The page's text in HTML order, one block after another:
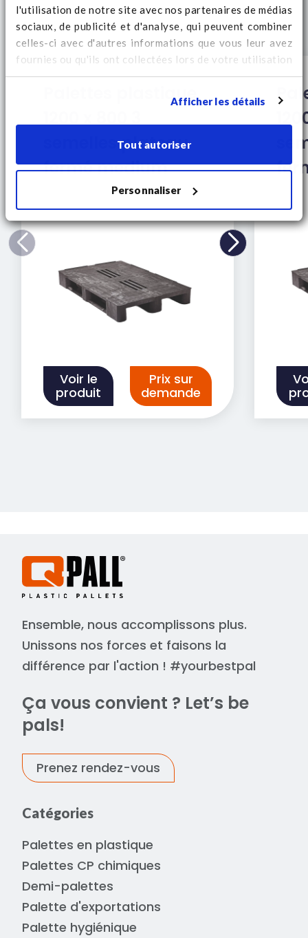
l'utilisation de notre site avec nos partenaires de médias
sociaux, de publicité et d'analyse, qui peuvent combiner
celles-ci avec d'autres informations que vous leur avez
fournies ou qu'ils ont collectées lors de votre utilisation
de leurs services. Regardezicipour des informations
Afficher les détails
Tout autoriser
Personnaliser
Palettes plastique
semelles plateau
fermé medium
Voir le
produit
Prix sur
demande
Ensemble, nous accomplissons plus.
Unissons nos forces et faisons la
différence par l'action ! #yourbestpal
Ça vous convient ? Let’s be
pals!
Prenez rendez-vous
Catégories
Palettes en plastique
Palettes CP chimiques
Demi-palettes
Palette d'exportations
Palette hygiénique